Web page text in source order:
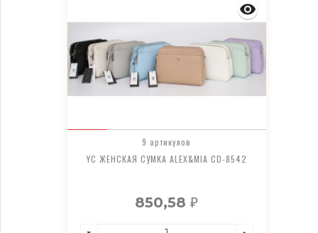
9 артикулов
YC ЖЕНСКАЯ СУМКА ALEX&MIA CD-8542
850,58₽